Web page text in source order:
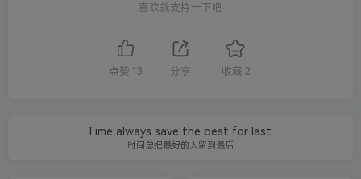
喜欢就支持一下吧
点赞 13 分享 收藏 2
Time always save the best for last.
时间总把最好的人留到最后